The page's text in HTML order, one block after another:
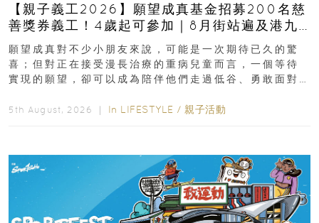
【親子義工2026】願望成真基金招募200名慈
善獎券義工！4歲起可參加｜8月街站遍及港九
新界
願望成真對不少小朋友來說，可能是一次期待已久的驚
喜；但對正在接受漫長治療的重病兒童而言，一個等待
實現的願望，卻可以成為陪伴他們走過低谷、勇敢面對
5th August, 2026 ｜ In LIFESTYLE / 親子活動